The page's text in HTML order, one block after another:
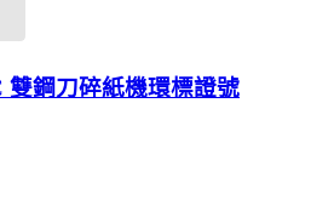
雙鋼刀碎紙機環標證號